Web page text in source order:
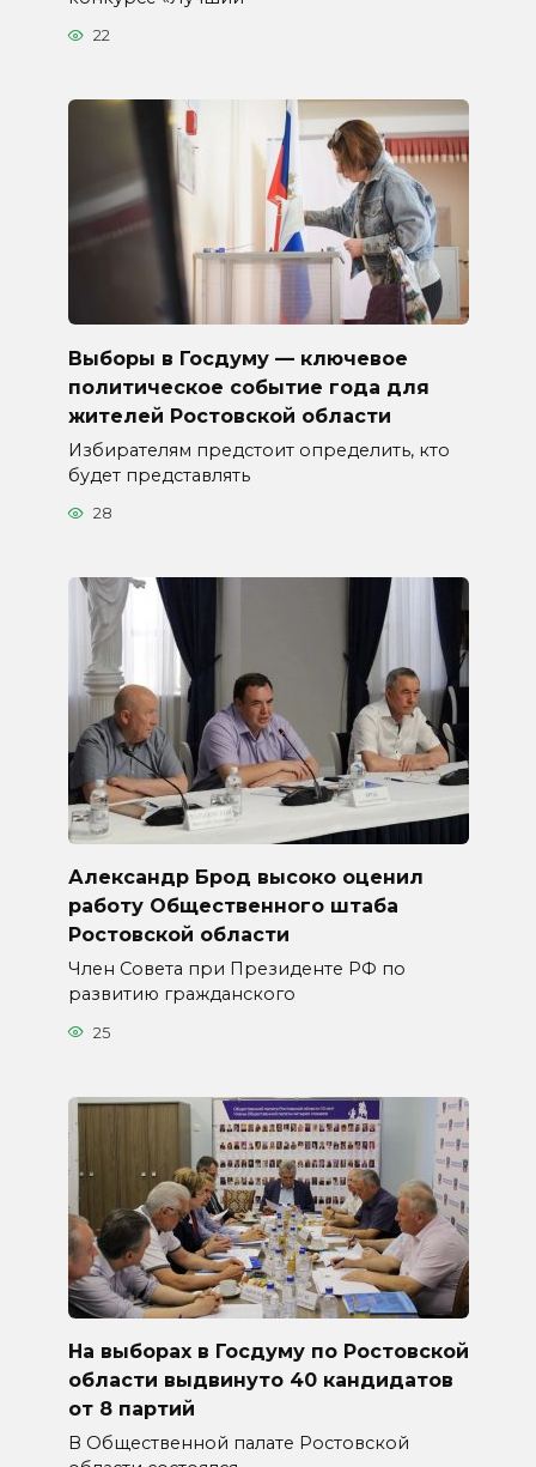
22
Выборы в Госдуму — ключевое
политическое событие года для
жителей Ростовской области
Избирателям предстоит определить, кто
будет представлять
28
Александр Брод высоко оценил
работу Общественного штаба
Ростовской области
Член Совета при Президенте РФ по
развитию гражданского
25
На выборах в Госдуму по Ростовской
области выдвинуто 40 кандидатов
от 8 партий
В Общественной палате Ростовской